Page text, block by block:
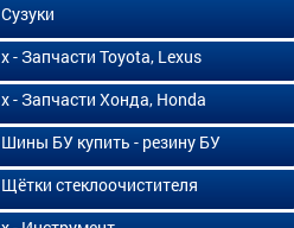
Сузуки
х - Запчасти Toyota, Lexus
х - Запчасти Хонда, Honda
Шины БУ купить - резину БУ
Щётки стеклоочистителя